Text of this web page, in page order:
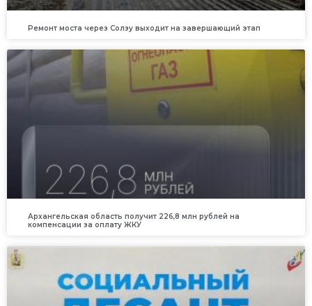
Ремонт моста через Солзу выходит на завершающий этап
Архангельская область получит 226,8 млн рублей на
компенсации за оплату ЖКУ